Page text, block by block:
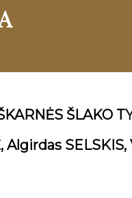
ŠLAKO
Algirdas